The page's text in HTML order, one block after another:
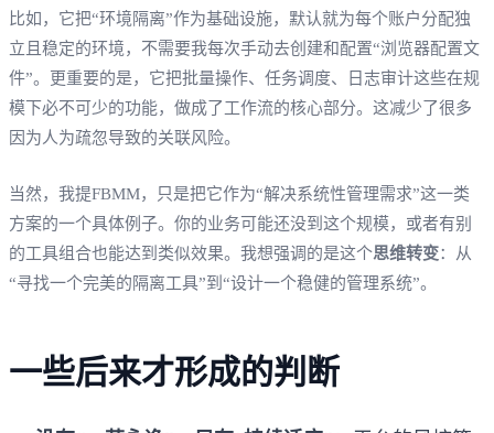
比如，它把“环境隔离”作为基础设施，默认就为每个账户分配独
立且稳定的环境，不需要我每次手动去创建和配置“浏览器配置文
件”。更重要的是，它把批量操作、任务调度、日志审计这些在规
模下必不可少的功能，做成了工作流的核心部分。这减少了很多
因为人为疏忽导致的关联风险。
当然，我提FBMM，只是把它作为“解决系统性管理需求”这一类
方案的一个具体例子。你的业务可能还没到这个规模，或者有别
的工具组合也能达到类似效果。我想强调的是这个思维转变：从
“寻找一个完美的隔离工具”到“设计一个稳健的管理系统”。
一些后来才形成的判断